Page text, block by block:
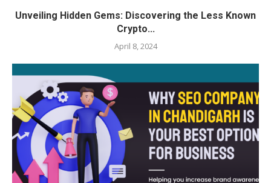
Unveiling Hidden Gems: Discovering the Less Known
Crypto...
April 8, 2024